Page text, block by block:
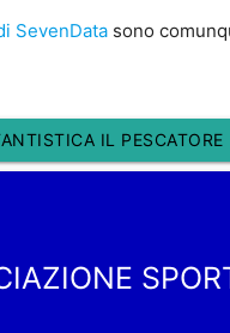
SevenDatasono
IL PESCATORE